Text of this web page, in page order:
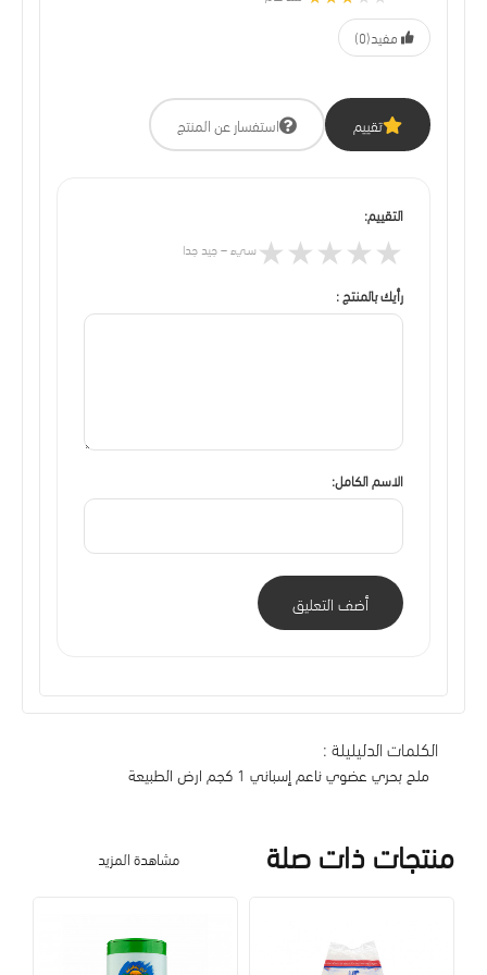
مفيد(0)
تقييم استفسار عن المنتج
التقييم:
★★★★★ سيء – جيد جدا
رأيك بالمنتج :
الاسم الكامل:
أضف التعليق
الكلمات الدليليلة :
ملح بحري عضوي ناعم إسباني 1 كجم ارض الطبيعة
منتجات ذات صلة مشاهدة المزيد